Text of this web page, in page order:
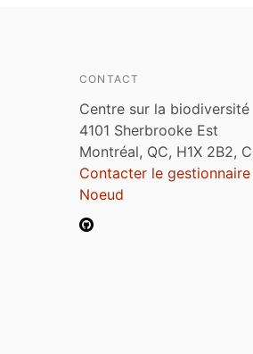
CONTACT
Centre sur la biodiversité
4101 Sherbrooke Est
Montréal, QC, H1X 2B2,
Contacter le
Noeud